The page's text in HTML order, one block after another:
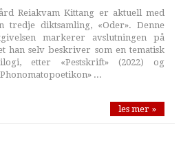
Reiakvam Kittang er aktuell med
tredje diktsamling, «Oder». Denne
markerer avslutningen på
han selv beskriver som en tematisk
etter «Pestskrift» (2022) og
...
les mer »